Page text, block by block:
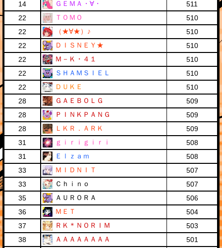
14
ＧＥＭＡ・∀・
511
22
ＴＯＭＯ
510
22
（★∀★）♪
510
22
ＤＩＳＮＥＹ★
510
22
Ｍ－Ｋ・４１
510
22
ＳＨＡＭＳＩＥＬ
510
22
ＤＵＫＥ
510
28
ＧＡＥＢＯＬＧ
509
28
ＰＩＮＫＰＡＮＧ
509
28
ＬＫＲ．ＡＲＫ
509
31
ｇｉｒｉｇｉｒｉ
508
31
Ｅｌｚａｍ
508
33
ＭＩＤＮＩＴ
507
33
Ｃｈｉｎｏ
507
35
ＡＵＲＯＲＡ
506
36
ＭＥＴ
504
37
ＲＫ＊ＮＯＲＩＭ
503
38
ＡＡＡＡＡＡＡＡ
501